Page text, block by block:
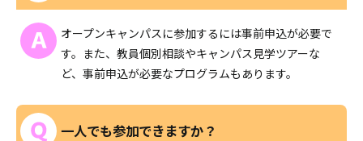
オープンキャンパスに参加するには事前申込が必要で
す。また、教員個別相談やキャンパス見学ツアーな
ど、事前申込が必要なプログラムもあります。
一人でも参加できますか？